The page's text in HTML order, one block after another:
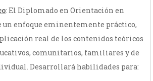
: El Diplomado en Orientación en
un enfoque eminentemente práctico,
real de los contenidos teóricos
comunitarios, familiares y de
Desarrollará habilidades para: